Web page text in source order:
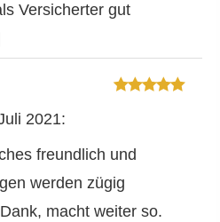
Versicherter gut
2021:
freundlich und
werden zügig
macht weiter so.